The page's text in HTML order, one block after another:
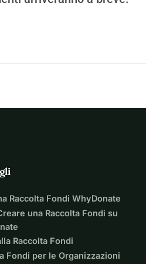
e dell'app per garantire
per la loro esperienza e
un'ampia gamma di materie e
Riceveranno:
Raccolta Fondi WhyDonate
una Raccolta Fondi su
Raccolta Fondi
Fondi per le Organizzazioni